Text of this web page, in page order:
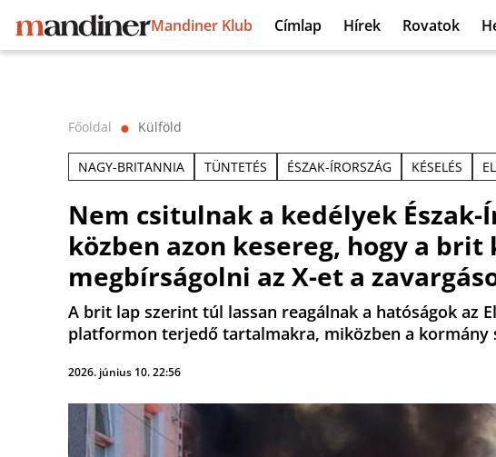
Mandiner Klub Címlap Hírek Rovatok
Főoldal ⬤ Külföld
NAGY-BRITANNIA TÜNTETÉS ÉSZAK-ÍRORSZÁG KÉSELÉS
Nem csitulnak a kedélyek Észak-
közben azon kesereg, hogy a
megbírságolni az X-et a
A brit lap szerint túl lassan reagálnak a hatóságok az
platformon terjedő tartalmakra, miközben a kormány
2026. június 10. 22:56